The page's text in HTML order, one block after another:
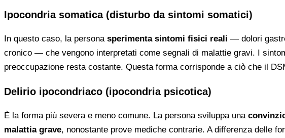
Ipocondria somatica (disturbo da sintomi somatici)
In questo caso, la persona sperimenta sintomi fisici reali — dolori
cronico — che vengono interpretati come segnali di malattie gravi. I
preoccupazione resta costante. Questa forma corrisponde a ciò che il
Delirio ipocondriaco (ipocondria psicotica)
È la forma più severa e meno comune. La persona sviluppa una
malattia grave, nonostante prove mediche contrarie. A differenza delle